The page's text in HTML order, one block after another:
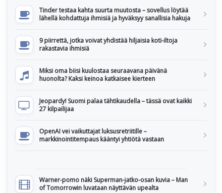
Tinder testaa kahta suurta muutosta – sovellus löytää
lähellä kohdattuja ihmisiä ja hyväksyy sanallisia hakuja
9 piirrettä, jotka voivat yhdistää hiljaisia koti-iltoja
rakastavia ihmisiä
Miksi oma biisi kuulostaa seuraavana päivänä
huonolta? Kaksi keinoa katkaisee kierteen
Jeopardy! Suomi palaa tähtikaudella – tässä ovat kaikki
27 kilpailijaa
OpenAI vei vaikuttajat luksusretriitille –
markkinointitempaus kääntyi yhtiötä vastaan
Warner-pomo näki Superman-jatko-osan kuvia – Man
of Tomorrowin luvataan näyttävän upealta